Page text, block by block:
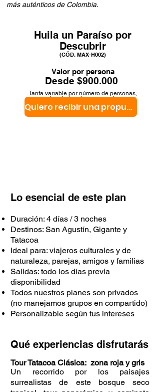
más auténticos de Colombia.
Huila un Paraíso por
Descubrir
(CÓD. MAX-H002)
Valor por persona
Desde $900.000
Tarifa variable por número de personas,
tipo de hotel y temporada
Quiero recibir una propuesta
Lo esencial de este plan
Duración: 4 días / 3 noches
Destinos: San Agustín, Gigante y
Tatacoa
Ideal para: viajeros culturales y de
naturaleza, parejas, amigos y familias
Salidas: todo los días previa
disponibilidad
Todos nuestros planes son privados
(no manejamos grupos en compartido)
Personalizable según tus intereses
Qué experiencias disfrutarás
Tour Tatacoa Clásica: zona roja y gris
Un recorrido por los paisajes
surrealistas de este bosque seco